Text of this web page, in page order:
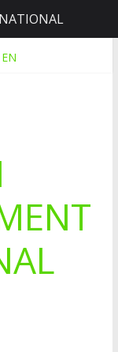
montre la voie
nationale
protection de
lutte contre